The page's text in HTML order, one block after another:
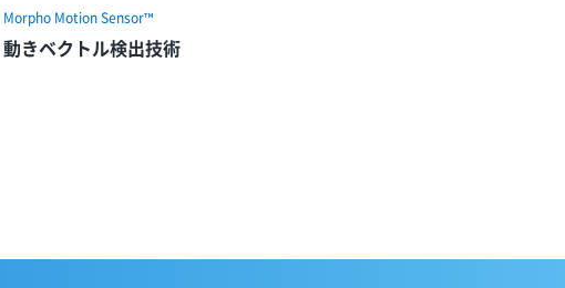
Morpho Motion Sensor™
動きベクトル検出技術